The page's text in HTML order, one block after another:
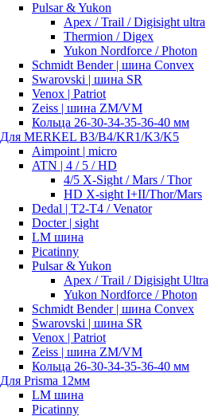
Pulsar & Yukon
Apex / Trail / Digisight ultra
Thermion / Digex
Yukon Nordforce / Photon
Schmidt Bender | шина Convex
Swarovski | шина SR
Venox | Patriot
Zeiss | шина ZM/VM
Кольца 26-30-34-35-36-40 мм
Для MERKEL B3/B4/KR1/K3/K5
Aimpoint | micro
ATN | 4 / 5 / HD
4/5 X-Sight / Mars / Thor
HD X-sight I+II/Thor/Mars
Dedal | T2-T4 / Venator
Docter | sight
LM шина
Picatinny
Pulsar & Yukon
Apex / Trail / Digisight Ultra
Yukon Nordforce / Photon
Schmidt Bender | шина Convex
Swarovski | шина SR
Venox | Patriot
Zeiss | шина ZM/VM
Кольца 26-30-34-35-36-40 мм
Для Prisma 12мм
LM шина
Picatinny